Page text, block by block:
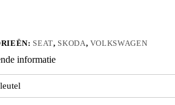
SEAT, SKODA, VOLKSWAGEN
informatie